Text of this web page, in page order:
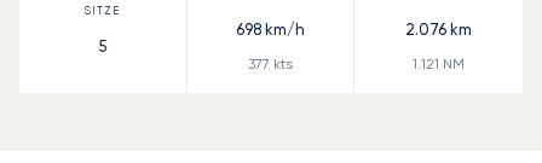
5
698km/h
377 kts
2.076 km
1.121 NM